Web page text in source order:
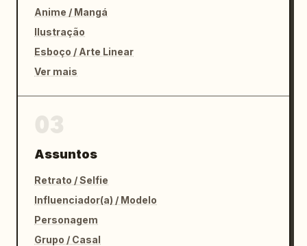
Anime / Mangá
Ilustração
Esboço / Arte Linear
Ver mais
Assuntos
Retrato / Selfie
Influenciador(a) / Modelo
Personagem
Grupo / Casal